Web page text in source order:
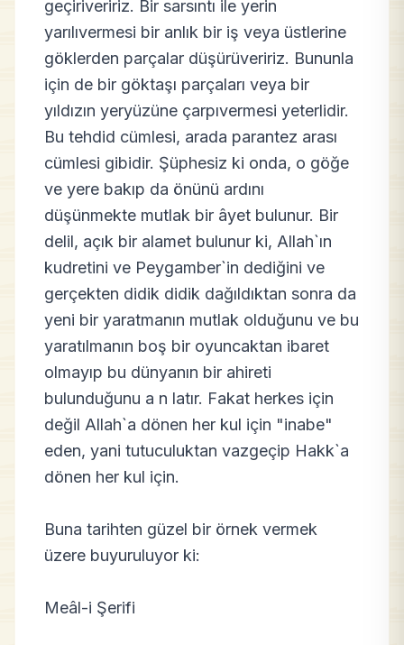
geçiriveririz. Bir sarsıntı ile yerin
yarılıvermesi bir anlık bir iş veya üstlerine
göklerden parçalar düşürüveririz. Bununla
için de bir göktaşı parçaları veya bir
yıldızın yeryüzüne çarpıvermesi yeterlidir.
Bu tehdid cümlesi, arada parantez arası
cümlesi gibidir. Şüphesiz ki onda, o göğe
ve yere bakıp da önünü ardını
düşünmekte mutlak bir âyet bulunur. Bir
delil, açık bir alamet bulunur ki, Allah`ın
kudretini ve Peygamber`in dediğini ve
gerçekten didik didik dağıldıktan sonra da
yeni bir yaratmanın mutlak olduğunu ve bu
yaratılmanın boş bir oyuncaktan ibaret
olmayıp bu dünyanın bir ahireti
bulunduğunu a n latır. Fakat herkes için
değil Allah`a dönen her kul için "inabe"
eden, yani tutuculuktan vazgeçip Hakk`a
dönen her kul için.
Buna tarihten güzel bir örnek vermek
üzere buyuruluyor ki:
Meâl-i Şerifi